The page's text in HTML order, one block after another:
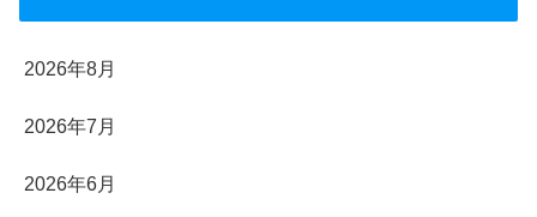
2026年8月
2026年7月
2026年6月